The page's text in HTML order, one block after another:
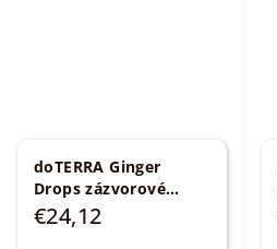
doTERRA Ginger
Drops zázvorové
cukríky 30 ks
obdarovania mocou
€24,12